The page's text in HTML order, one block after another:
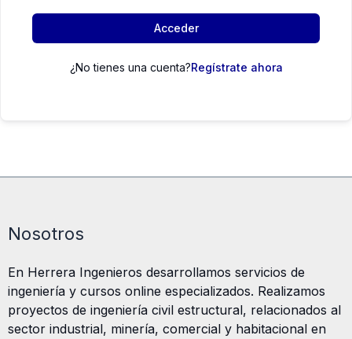
Acceder
¿No tienes una cuenta?Regístrate ahora
Nosotros
En Herrera Ingenieros desarrollamos servicios de
ingeniería y cursos online especializados. Realizamos
proyectos de ingeniería civil estructural, relacionados al
sector industrial, minería, comercial y habitacional en